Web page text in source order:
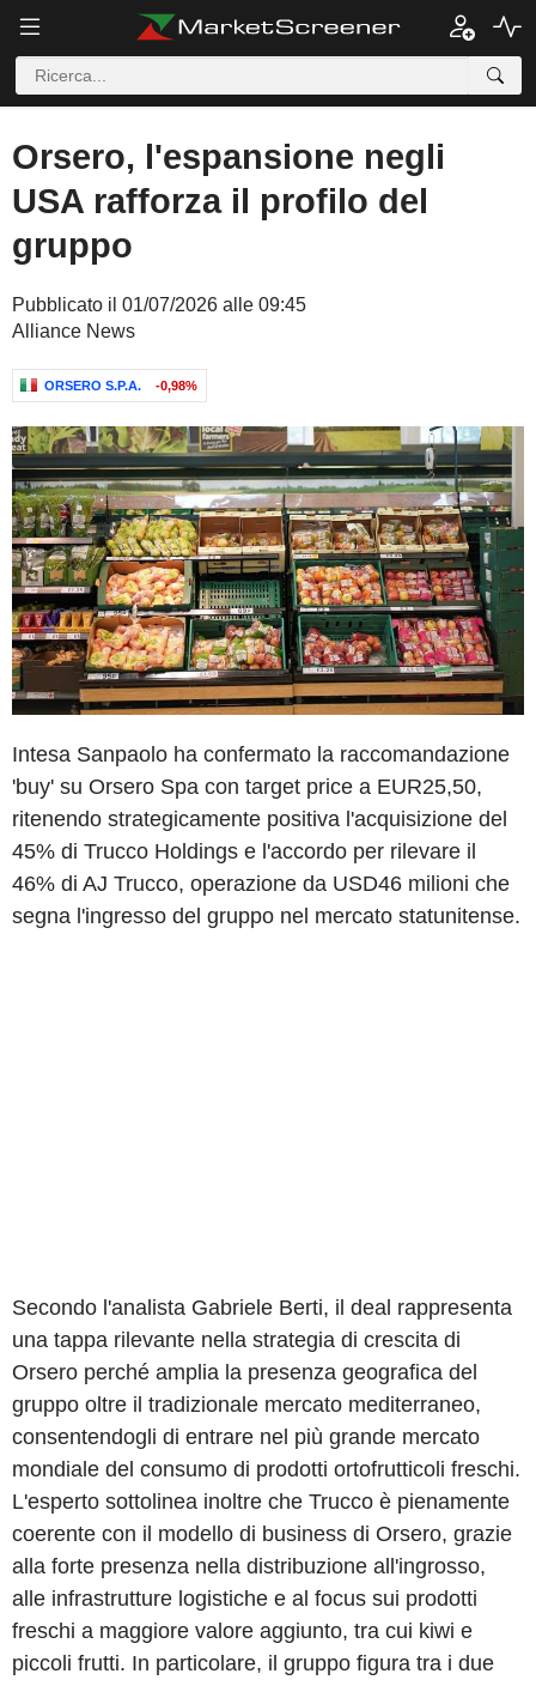
Orsero, l'espansione negli
USA rafforza il profilo del
gruppo
Pubblicato il 01/07/2026 alle 09:45
Alliance News
ORSERO S.P.A. -0,98%
Intesa Sanpaolo ha confermato la raccomandazione
'buy' su Orsero Spa con target price a EUR25,50,
ritenendo strategicamente positiva l'acquisizione del
45% di Trucco Holdings e l'accordo per rilevare il
46% di AJ Trucco, operazione da USD46 milioni che
segna l'ingresso del gruppo nel mercato statunitense.
Secondo l'analista Gabriele Berti, il deal rappresenta
una tappa rilevante nella strategia di crescita di
Orsero perché amplia la presenza geografica del
gruppo oltre il tradizionale mercato mediterraneo,
consentendogli di entrare nel più grande mercato
mondiale del consumo di prodotti ortofrutticoli freschi.
L'esperto sottolinea inoltre che Trucco è pienamente
coerente con il modello di business di Orsero, grazie
alla forte presenza nella distribuzione all'ingrosso,
alle infrastrutture logistiche e al focus sui prodotti
freschi a maggiore valore aggiunto, tra cui kiwi e
piccoli frutti. In particolare, il gruppo figura tra i due